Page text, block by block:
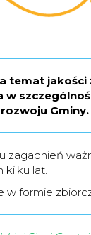
temat
w
Gminy.
kilku lat.
formie